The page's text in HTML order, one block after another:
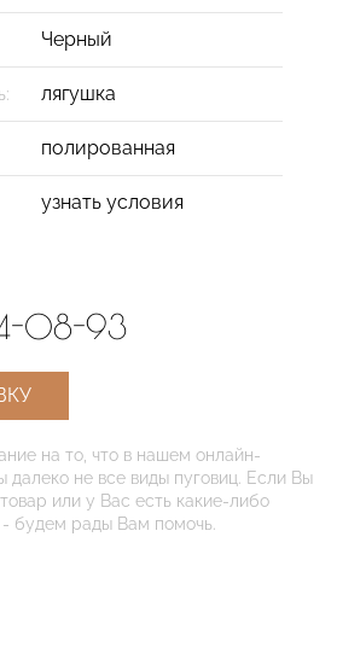
Черный
лягушка
полированная
узнать условия
08-93
на то, что в нашем онлайн-
далеко не все виды пуговиц. Если Вы
или у Вас есть какие-либо
будем рады Вам помочь.